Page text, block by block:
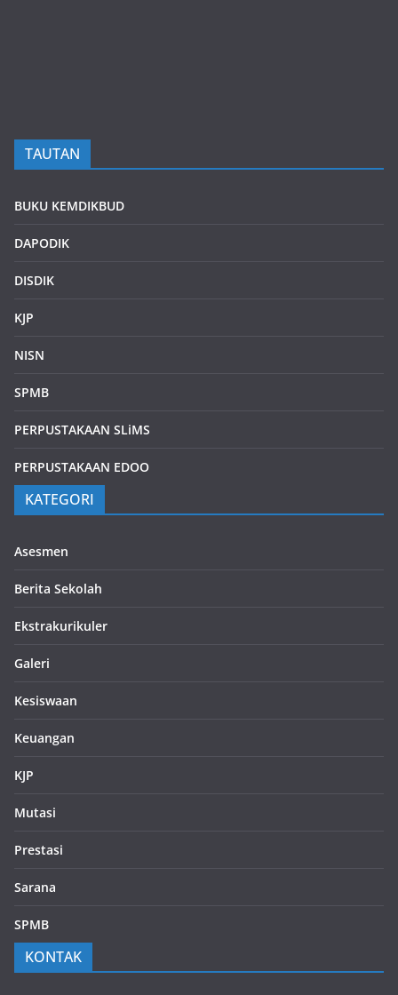
TAUTAN
BUKU KEMDIKBUD
DAPODIK
DISDIK
KJP
NISN
SPMB
PERPUSTAKAAN SLiMS
PERPUSTAKAAN EDOO
KATEGORI
Asesmen
Berita Sekolah
Ekstrakurikuler
Galeri
Kesiswaan
Keuangan
KJP
Mutasi
Prestasi
Sarana
SPMB
KONTAK